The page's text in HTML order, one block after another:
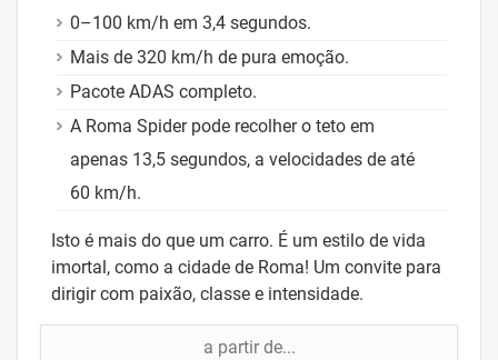
0–100 km/h em 3,4 segundos.
Mais de 320 km/h de pura emoção.
Pacote ADAS completo.
A Roma Spider pode recolher o teto em
apenas 13,5 segundos, a velocidades de até
60 km/h.
Isto é mais do que um carro. É um estilo de vida
imortal, como a cidade de Roma! Um convite para
dirigir com paixão, classe e intensidade.
a partir de...